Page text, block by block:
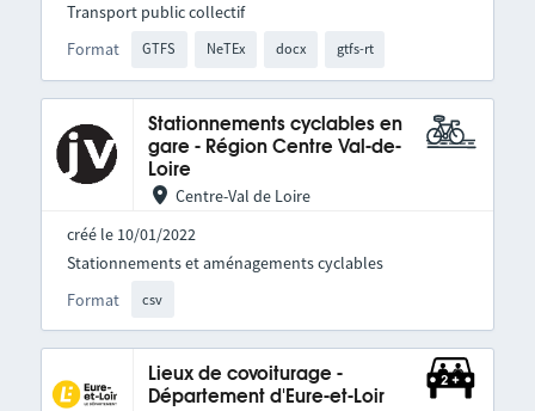
Format GTFS NeTEx docx gtfs-rt
Transport public collectif
Stationnements cyclables en
gare - Région Centre Val-de-
Loire
Centre-Val de Loire
créé le 10/01/2022
Format csv
Stationnements et aménagements cyclables
Lieux de covoiturage -
Département d'Eure-et-Loir